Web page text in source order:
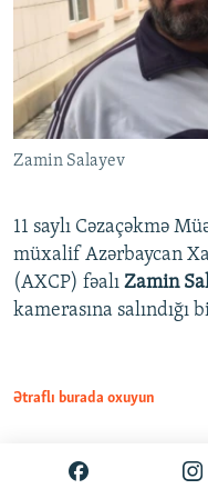
Zamin Salayev
11 saylı Cəzaçəkmə
müxalif Azərbaycan
(AXCP) fəalı Zamin
kamerasına salındığı
Ətraflı burada oxuyun